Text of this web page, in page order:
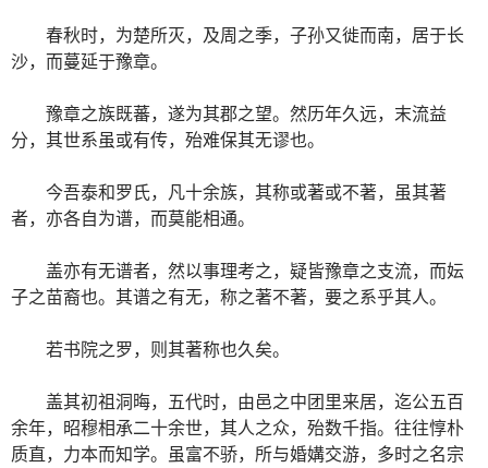
春秋时，为楚所灭，及周之季，子孙又徙而南，居于长
沙，而蔓延于豫章。
豫章之族既蕃，遂为其郡之望。然历年久远，末流益
分，其世系虽或有传，殆难保其无谬也。
今吾泰和罗氏，凡十余族，其称或著或不著，虽其著
者，亦各自为谱，而莫能相通。
盖亦有无谱者，然以事理考之，疑皆豫章之支流，而妘
子之苗裔也。其谱之有无，称之著不著，要之系乎其人。
若书院之罗，则其著称也久矣。
盖其初祖洞晦，五代时，由邑之中团里来居，迄公五百
余年，昭穆相承二十余世，其人之众，殆数千指。往往惇朴
质直，力本而知学。虽富不骄，所与婚媾交游，多时之名宗